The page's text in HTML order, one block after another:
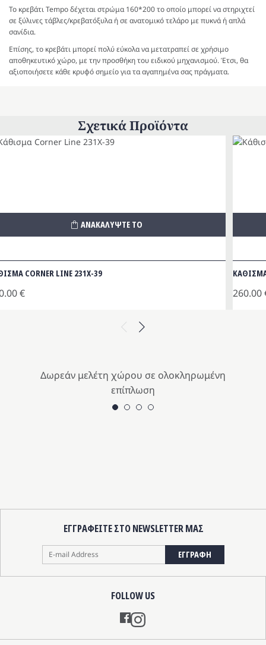
Το κρεβάτι Tempo δέχεται στρώμα 160*200 το οποίο μπορεί να στηριχτεί
σε ξύλινες τάβλες/κρεβατόξυλα ή σε ανατομικό τελάρο με πυκνά ή απλά
σανίδια.
Επίσης, το κρεβάτι μπορεί πολύ εύκολα να μετατραπεί σε χρήσιμο
αποθηκευτικό χώρο, με την προσθήκη του ειδικού μηχανισμού. Έτσι, θα
αξιοποιήσετε κάθε κρυφό σημείο για τα αγαπημένα σας πράγματα.
Σχετικά Προϊόντα
Previous
CORNER LINE 231Χ-39
€
ΑΝΑΚΑΛΥΨΤΕ ΤΟ
ΚΑΘΙΣΜΑ
260.00
Next
Δωρεάν μελέτη χώρου σε ολοκληρωμένη
επίπλωση
FOLLOW US
Instagram
ΕΓΓΡΑΦΕΙΤΕ ΣΤΟ NEWSLETTER ΜΑΣ
ΕΓΓΡΑΦΗ